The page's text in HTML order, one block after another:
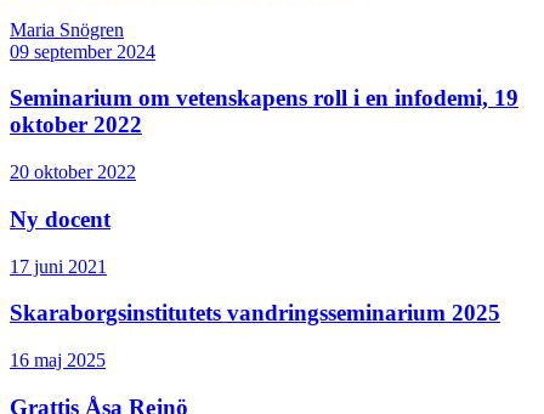
Maria Snögren
09 september 2024
Seminarium om vetenskapens roll i en infodemi, 19
oktober 2022
20 oktober 2022
Ny docent
17 juni 2021
Skaraborgsinstitutets vandringsseminarium 2025
16 maj 2025
Grattis Åsa Rejnö